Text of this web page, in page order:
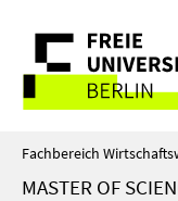
direkt
Inhalt
Service-
Navigation
Fachbereich
MASTER OF